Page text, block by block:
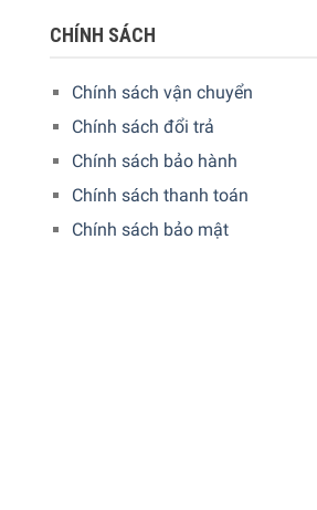
CHÍNH SÁCH
Chính sách vận chuyển
Chính sách đổi trả
Chính sách bảo hành
Chính sách thanh toán
Chính sách bảo mật